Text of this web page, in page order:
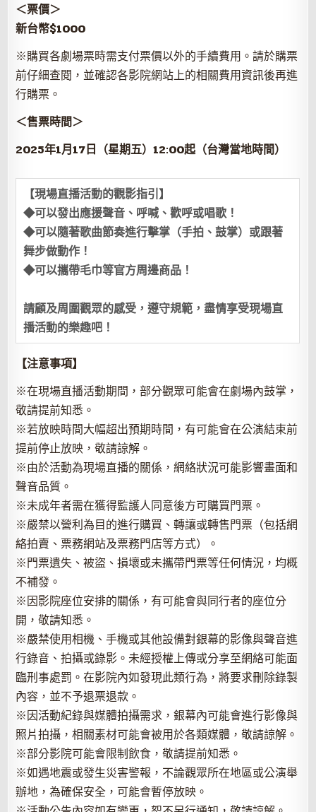
＜票價＞
新台幣$1000
※購買各劇場票時需支付票價以外的手續費用。請於購票
前仔細查閱，並確認各影院網站上的相關費用資訊後再進
行購票。
＜售票時間＞
2025年1月17日（星期五）12:00起（台灣當地時間）
【現場直播活動的觀影指引】
◆可以發出應援聲音、呼喊、歡呼或唱歌！
◆可以隨著歌曲節奏進行擊掌（手拍、鼓掌）或跟著
舞步做動作！
◆可以攜帶毛巾等官方周邊商品！
請顧及周圍觀眾的感受，遵守規範，盡情享受現場直
播活動的樂趣吧！
【注意事項】
※在現場直播活動期間，部分觀眾可能會在劇場內鼓掌，
敬請提前知悉。
※若放映時間大幅超出預期時間，有可能會在公演結束前
提前停止放映，敬請諒解。
※由於活動為現場直播的關係，網絡狀況可能影響畫面和
聲音品質。
※未成年者需在獲得監護人同意後方可購買門票。
※嚴禁以營利為目的進行購買、轉讓或轉售門票（包括網
絡拍賣、票務網站及票務門店等方式）。
※門票遺失、被盜、損壞或未攜帶門票等任何情況，均概
不補發。
※因影院座位安排的關係，有可能會與同行者的座位分
開，敬請知悉。
※嚴禁使用相機、手機或其他設備對銀幕的影像與聲音進
行錄音、拍攝或錄影。未經授權上傳或分享至網絡可能面
臨刑事處罰。在影院內如發現此類行為，將要求刪除錄製
內容，並不予退票退款。
※因活動紀錄與媒體拍攝需求，銀幕內可能會進行影像與
照片拍攝，相關素材可能會被用於各類媒體，敬請諒解。
※部分影院可能會限制飲食，敬請提前知悉。
※如遇地震或發生災害警報，不論觀眾所在地區或公演舉
辦地，為確保安全，可能會暫停放映。